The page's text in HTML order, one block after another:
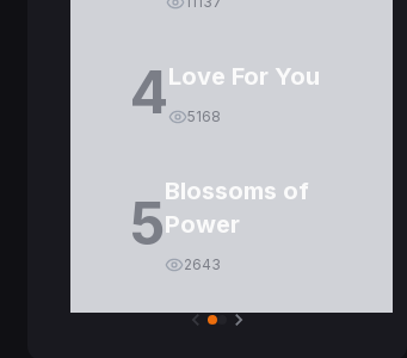
4Love For You
5168
5Blossoms of
Power
2643